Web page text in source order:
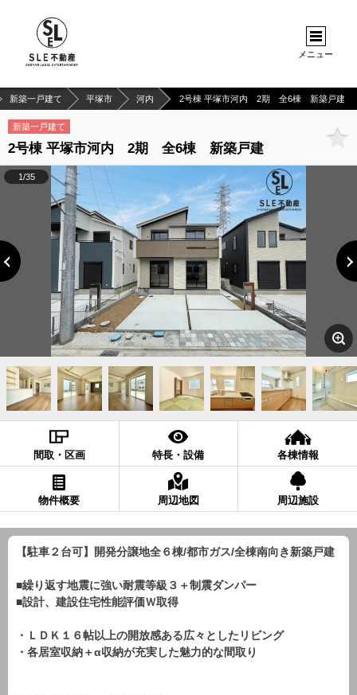
メニュー
新築一戸建て 平塚市 河内 2号棟 平塚市河内 2期 全6棟 新築戸建
新築一戸建て
2号棟 平塚市河内 2期 全6棟 新築戸建
1/35
間取・区画 特長・設備 各棟情報
物件概要 周辺地図 周辺施設
【駐車２台可】開発分譲地全６棟/都市ガス/全棟南向き新築戸建
■繰り返す地震に強い耐震等級３＋制震ダンパー
■設計、建設住宅性能評価Ｗ取得
・ＬＤＫ１６帖以上の開放感ある広々としたリビング
・各居室収納＋α収納が充実した魅力的な間取り